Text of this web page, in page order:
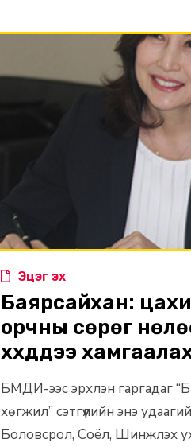
хяналт тавих чиг үүрэгтэй
Эцэг эх
Баярсайхан:
орчны сөрөг
хүүхдүүдээ
зайлшгүй
бидэнд тулгарч
БМДИ-ээс эрхлэн гаргадаг
хөгжил” сэтгүүлийн энэ
Боловсрол, Соёл, Шинжлэх